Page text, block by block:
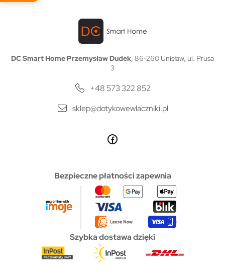
DC Smart Home Przemysław Dudek, 86-260 Unisław, ul. Prusa
3
+48 573 322 852
sklep@dotykowewlaczniki.pl
Bezpieczne płatności zapewnia
Szybka dostawa dzięki